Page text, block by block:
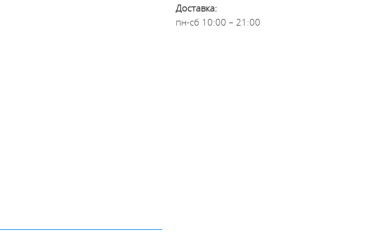
Доставка:
пн-сб 10:00 – 21:00